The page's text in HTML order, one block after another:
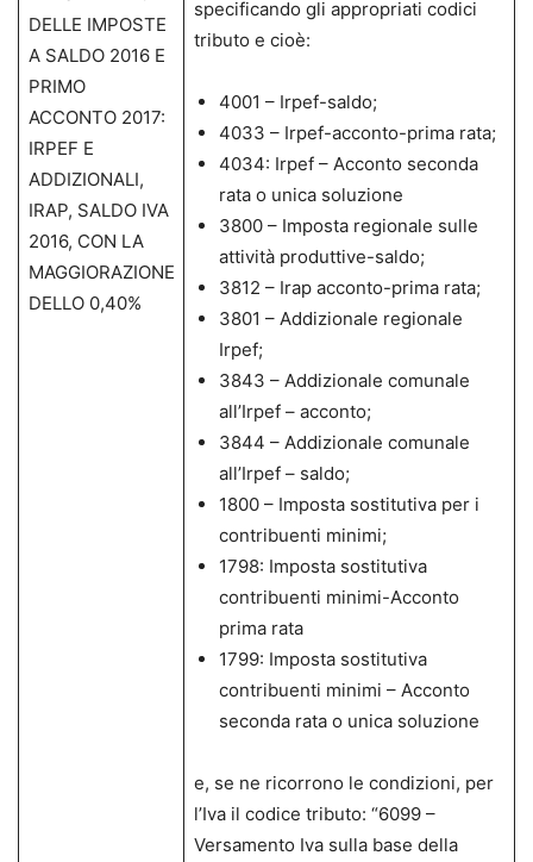
DELLE IMPOSTE
A SALDO 2016 E
PRIMO
ACCONTO 2017:
IRPEF E
ADDIZIONALI,
IRAP, SALDO IVA
2016, CON LA
MAGGIORAZIONE
DELLO 0,40%
specificando gli appropriati codici
tributo e cioè:
4001 – Irpef-saldo;
4033 – Irpef-acconto-prima rata;
4034: Irpef – Acconto seconda
rata o unica soluzione
3800 – Imposta regionale sulle
attività produttive-saldo;
3812 – Irap acconto-prima rata;
3801 – Addizionale regionale
Irpef;
3843 – Addizionale comunale
all’Irpef – acconto;
3844 – Addizionale comunale
all’Irpef – saldo;
1800 – Imposta sostitutiva per i
contribuenti minimi;
1798: Imposta sostitutiva
contribuenti minimi-Acconto
prima rata
1799: Imposta sostitutiva
contribuenti minimi – Acconto
seconda rata o unica soluzione
e, se ne ricorrono le condizioni, per
l’Iva il codice tributo: “6099 –
Versamento Iva sulla base della